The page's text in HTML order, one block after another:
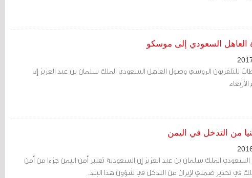
العاهل السعودي إلى موسكو
للتلفزيون الروسي وصول العاهل السعودي الملك سلمان بن عبد العزيز إلى
من التدخل في اليمن
السعودي الملك سلمان بن عبد العزيز إن السعودية تعتبر أمن اليمن جزءا من أمن
في تحذير ضمني لإيران من التدخل في شؤون هذا البلد.